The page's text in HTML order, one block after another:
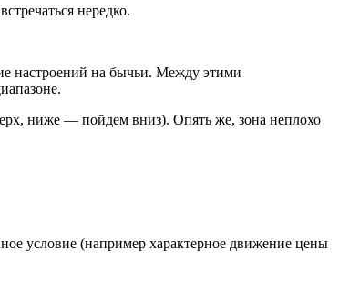
нередко.
настроений на бычьи. Между этими
ниже — пойдем вниз). Опять же, зона неплохо
условие (например характерное движение цены